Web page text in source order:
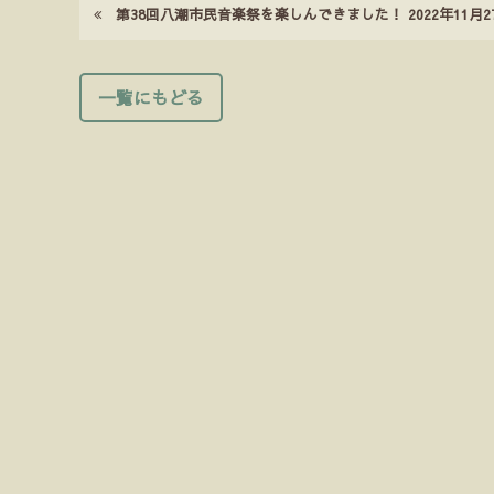
第38回八潮市民音楽祭を楽しんできました！ 2022年11月
一覧にもどる